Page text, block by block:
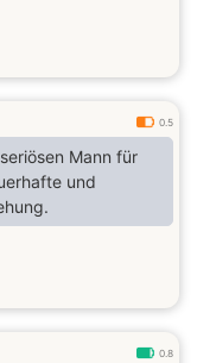
0.5
Mann für
und
0.8